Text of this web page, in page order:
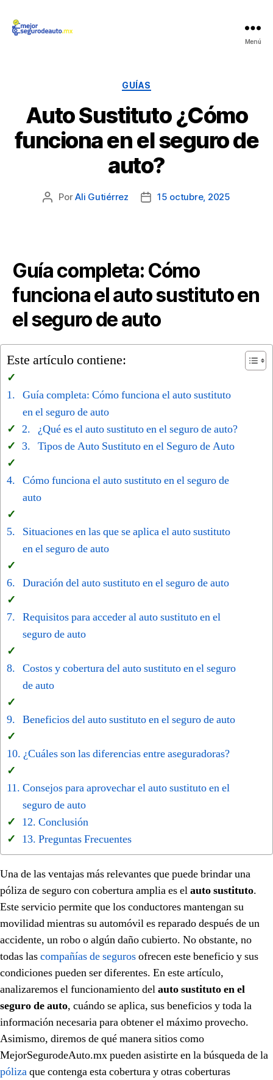
Menú
Categorías
GUÍAS
Auto Sustituto ¿Cómo
funciona en el seguro de
auto?
Autor
PorAli Gutiérrez
Fecha15 octubre, 2025
Guía completa: Cómo
funciona el auto sustituto en
el seguro de auto
Este artículo contiene:
Guía completa: Cómo funciona el auto sustituto
en el seguro de auto
¿Qué es el auto sustituto en el seguro de auto?
Tipos de Auto Sustituto en el Seguro de Auto
Cómo funciona el auto sustituto en el seguro de
auto
Situaciones en las que se aplica el auto sustituto
en el seguro de auto
Duración del auto sustituto en el seguro de auto
Requisitos para acceder al auto sustituto en el
seguro de auto
Costos y cobertura del auto sustituto en el seguro
de auto
Beneficios del auto sustituto en el seguro de auto
¿Cuáles son las diferencias entre aseguradoras?
Consejos para aprovechar el auto sustituto en el
seguro de auto
Conclusión
Preguntas Frecuentes
Una de las ventajas más relevantes que puede brindar una
póliza de seguro con cobertura amplia es elauto sustituto.
Este servicio permite que los conductores mantengan su
movilidad mientras su automóvil es reparado después de un
accidente, un robo o algún daño cubierto. No obstante, no
todas lascompañías de segurosofrecen este beneficio y sus
condiciones pueden ser diferentes. En este artículo,
analizaremos el funcionamiento delauto sustituto en el
seguro de auto, cuándo se aplica, sus beneficios y toda la
información necesaria para obtener el máximo provecho.
Asimismo, diremos de qué manera sitios como
MejorSegurodeAuto.mx pueden asistirte en la búsqueda de la
pólizaque contenga esta cobertura y otras coberturas